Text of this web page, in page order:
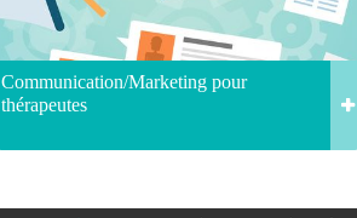
Communication/Marketing pour
thérapeutes